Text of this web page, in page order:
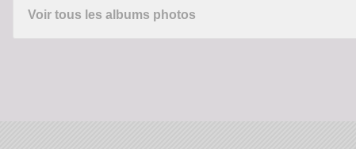
Voir tous les albums photos